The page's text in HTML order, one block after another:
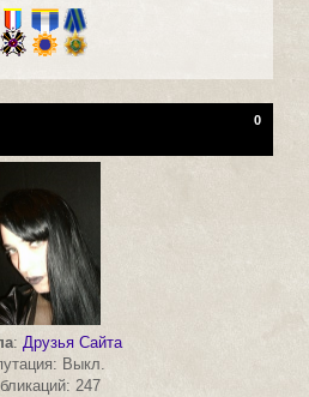
0
: Друзья Сайта
Выкл.
247